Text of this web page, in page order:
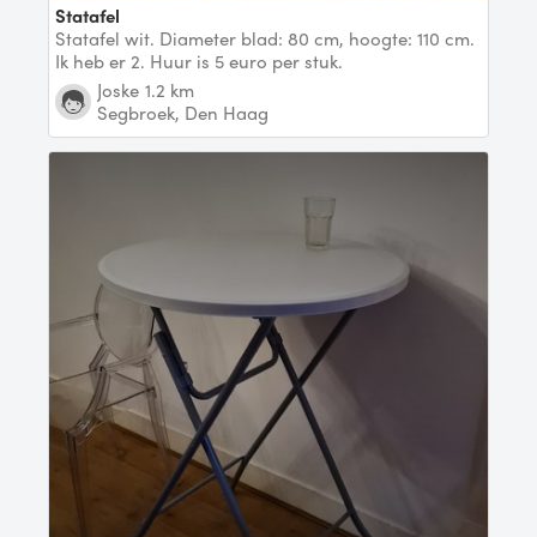
Statafel
Statafel wit. Diameter blad: 80 cm, hoogte: 110 cm.
Ik heb er 2. Huur is 5 euro per stuk.
Joske 1.2 km
Segbroek, Den Haag